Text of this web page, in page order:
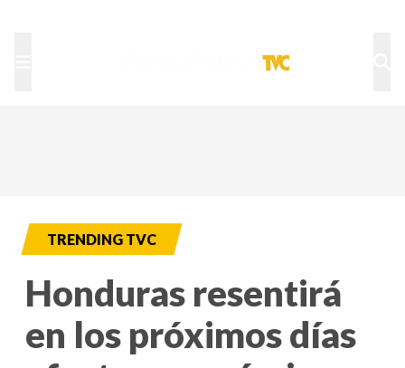
TRENDING TVC
Honduras resentirá
en los próximos días